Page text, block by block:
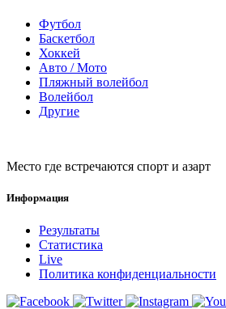
Футбол
Баскетбол
Хоккей
Авто / Мото
Пляжный волейбол
Волейбол
Другие
Место где встречаются спорт и азарт
Информация
Результаты
Статистика
Live
Политика конфиденциальности